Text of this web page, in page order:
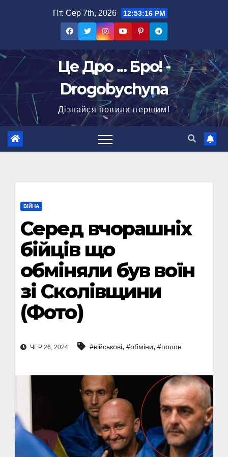
Пт. Сер 7th, 2026 12:53:17 PM
Це Дро ... Бро! -
Drogobychyna
Дізнайся новини першим!
ВІЙНА
Серед вчорашніх
бійців що
обміняли був воїн
зі Сколівщини
(Фото)
ЧЕР 26, 2024 #військові, #обміни, #полон